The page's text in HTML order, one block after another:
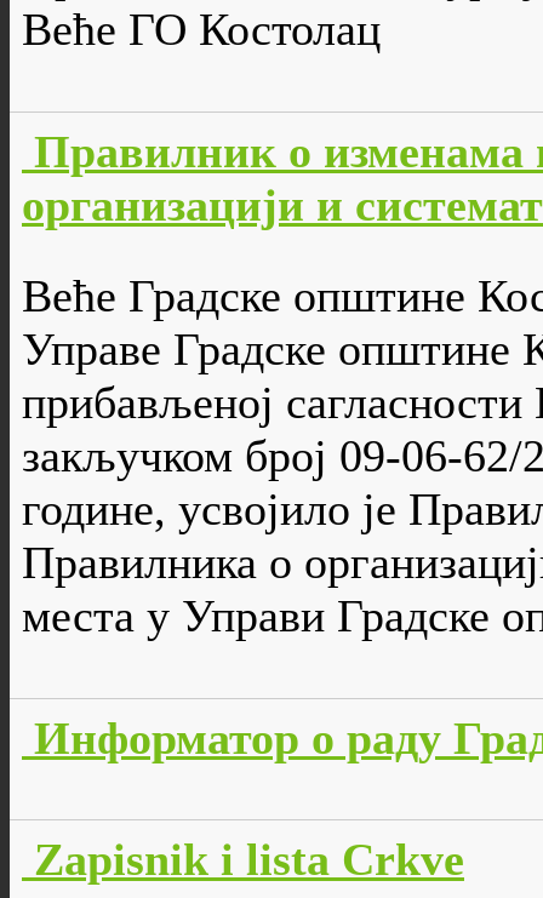
Веће ГО Костолац
Правилник о изменама
организацији и
Веће Градске општине
Управе Градске општине
прибављеној
закључком број 09-06-62/
године, усвојило је
Правилника о
места у Управи Градске
Информатор о раду
Zapisnik i lista Crkve